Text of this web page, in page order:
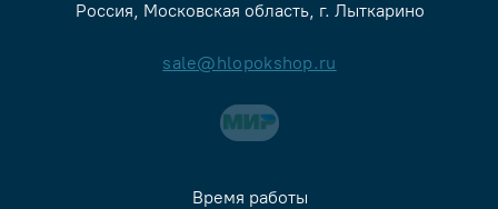
Россия, Московская область, г. Лыткарино
sale@hlopokshop.ru
Время работы